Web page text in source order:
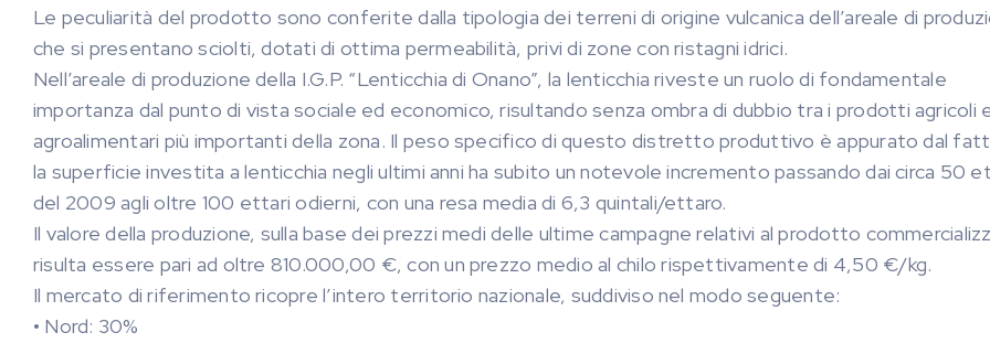
Le peculiarità del prodotto sono conferite dalla tipologia dei terreni di origine vulcanica dell’areale di
che si presentano sciolti, dotati di ottima permeabilità, privi di zone con ristagni idrici.
Nell’areale di produzione della I.G.P. “Lenticchia di Onano”, la lenticchia riveste un ruolo di fondamentale
importanza dal punto di vista sociale ed economico, risultando senza ombra di dubbio tra i prodotti agricoli
agroalimentari più importanti della zona. Il peso specifico di questo distretto produttivo è appurato dal
la superficie investita a lenticchia negli ultimi anni ha subito un notevole incremento passando dai circa 50
del 2009 agli oltre 100 ettari odierni, con una resa media di 6,3 quintali/ettaro.
Il valore della produzione, sulla base dei prezzi medi delle ultime campagne relativi al prodotto
risulta essere pari ad oltre 810.000,00 €, con un prezzo medio al chilo rispettivamente di 4,50 €/kg.
Il mercato di riferimento ricopre l’intero territorio nazionale, suddiviso nel modo seguente:
• Nord: 30%